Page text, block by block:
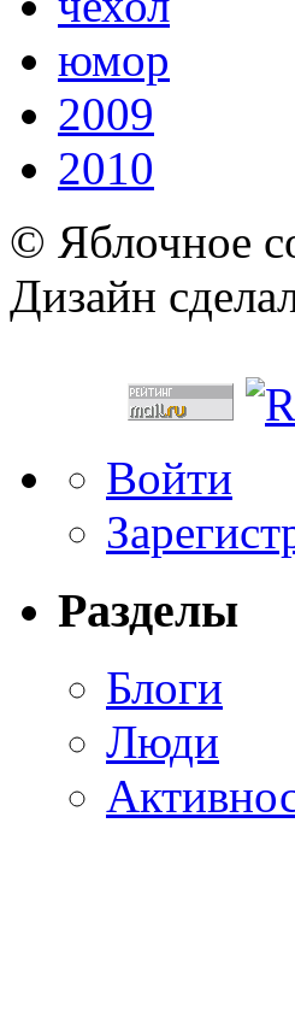
юмор
2009
2010
© Яблочное
Дизайн
Войти
Разделы
Блоги
Люди